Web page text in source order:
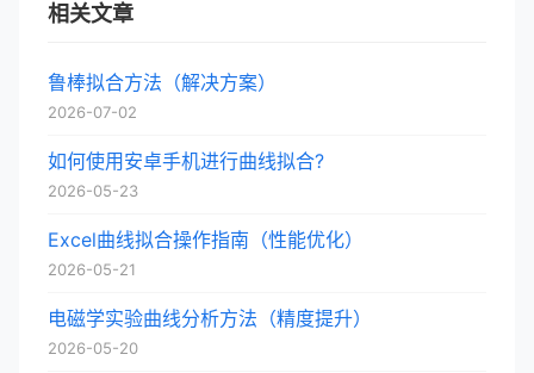
相关文章
鲁棒拟合方法（解决方案）
2026-07-02
如何使用安卓手机进行曲线拟合?
2026-05-23
Excel曲线拟合操作指南（性能优化）
2026-05-21
电磁学实验曲线分析方法（精度提升）
2026-05-20